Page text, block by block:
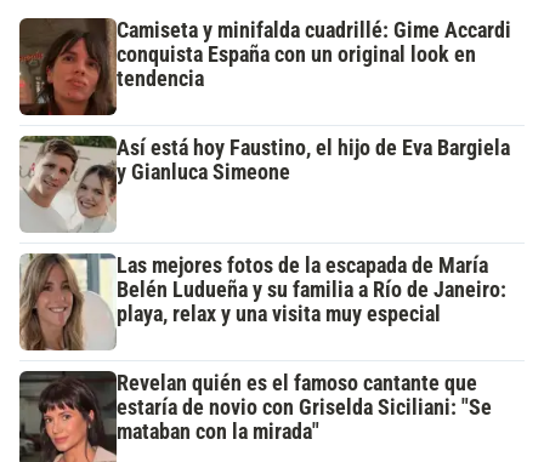
Camiseta y minifalda cuadrillé: Gime Accardi
conquista España con un original look en
tendencia
Así está hoy Faustino, el hijo de Eva Bargiela
y Gianluca Simeone
Las mejores fotos de la escapada de María
Belén Ludueña y su familia a Río de Janeiro:
playa, relax y una visita muy especial
Revelan quién es el famoso cantante que
estaría de novio con Griselda Siciliani: "Se
mataban con la mirada"